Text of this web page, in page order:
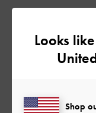
もっと見る
Looks
Shop